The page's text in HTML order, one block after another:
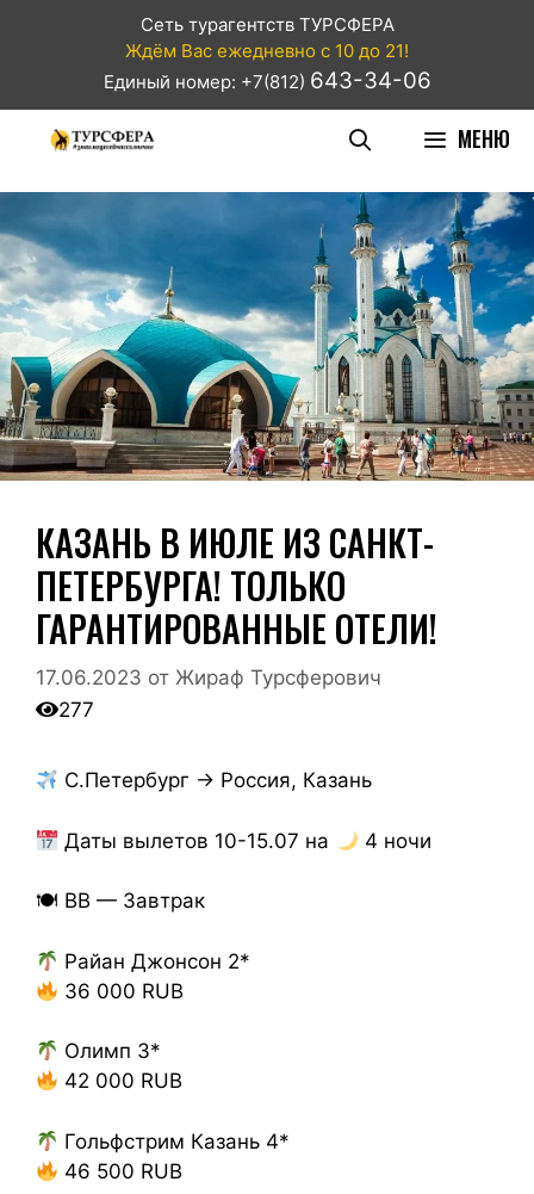
Сеть турагентств ТУРСФЕРА
Ждём Вас ежедневно с 10 до 21!
Единый номер: +7(812) 643-34-06
МЕНЮ
КАЗАНЬ В ИЮЛЕ ИЗ САНКТ-
ПЕТЕРБУРГА! ТОЛЬКО
ГАРАНТИРОВАННЫЕ ОТЕЛИ!
17.06.2023 от Жираф Турсферович
277
С.Петербург → Россия, Казань
Даты вылетов 10-15.07 на 4 ночи
🍽 BB — Завтрак
Райан Джонсон 2*
36 000 RUB
Олимп 3*
42 000 RUB
Гольфстрим Казань 4*
46 500 RUB